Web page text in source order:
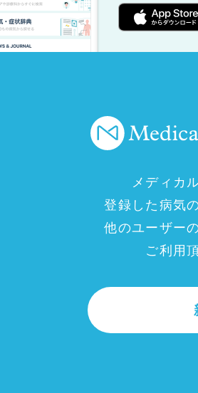
メディカ
登録した病気
他のユーザー
ご利用